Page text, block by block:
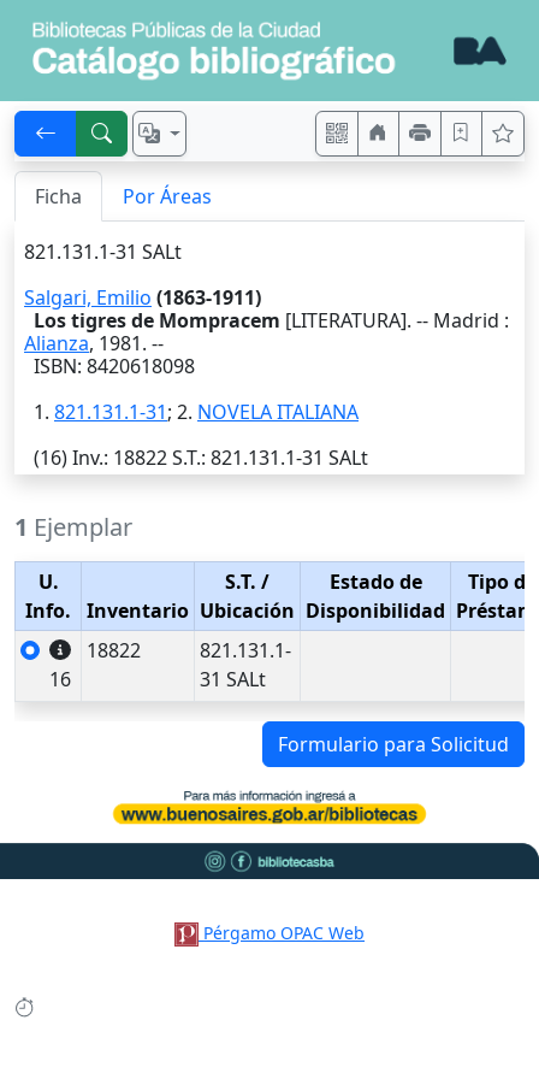
Ficha Por Áreas
821.131.1-31 SALt
Salgari, Emilio (1863-1911)
Los tigres de Mompracem [LITERATURA]. -- Madrid :
Alianza, 1981. --
ISBN: 8420618098
1. 821.131.1-31; 2. NOVELA ITALIANA
(16)Inv.: 18822S.T.: 821.131.1-31 SALt
1 Ejemplar
U.
Info.
Inventario
S.T. /
Ubicación
Estado de
Disponibilidad
Tipo de
16
18822
821.131.1-
31 SALt
Formulario para Solicitud
Pérgamo OPAC Web